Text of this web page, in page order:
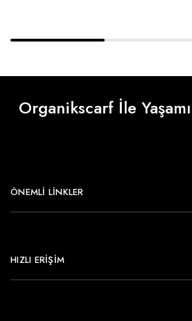
Organikscarf İle
ÖNEMLI LINKLER
HIZLI ERİŞİM